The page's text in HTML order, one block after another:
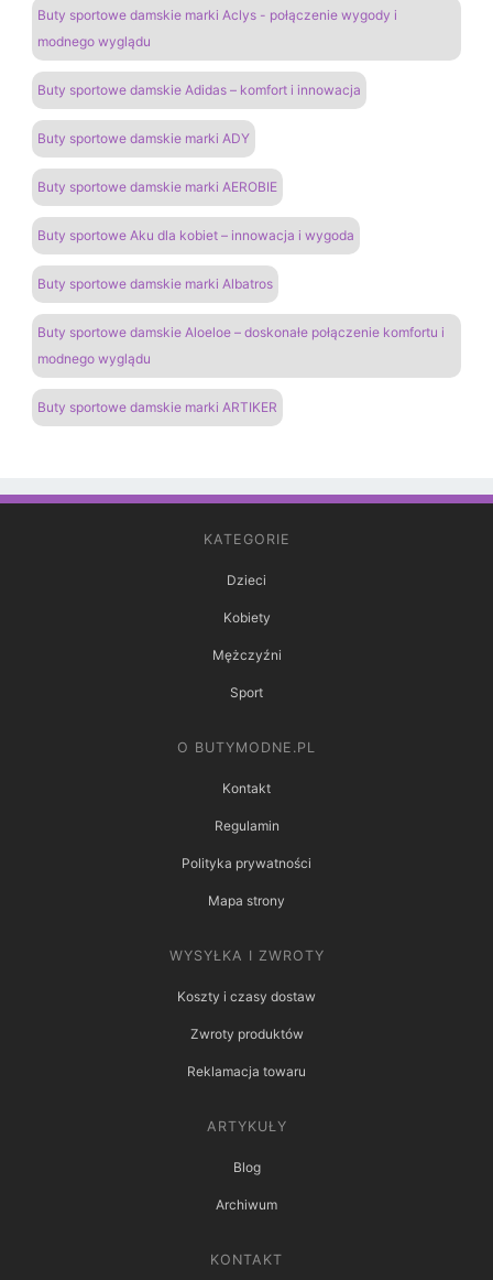
Buty sportowe damskie marki Aclys - połączenie wygody i
modnego wyglądu
Buty sportowe damskie Adidas – komfort i innowacja
Buty sportowe damskie marki ADY
Buty sportowe damskie marki AEROBIE
Buty sportowe Aku dla kobiet – innowacja i wygoda
Buty sportowe damskie marki Albatros
Buty sportowe damskie Aloeloe – doskonałe połączenie komfortu i
modnego wyglądu
Buty sportowe damskie marki ARTIKER
KATEGORIE
Dzieci
Kobiety
Mężczyźni
Sport
O BUTYMODNE.PL
Kontakt
Regulamin
Polityka prywatności
Mapa strony
WYSYŁKA I ZWROTY
Koszty i czasy dostaw
Zwroty produktów
Reklamacja towaru
ARTYKUŁY
Blog
Archiwum
KONTAKT